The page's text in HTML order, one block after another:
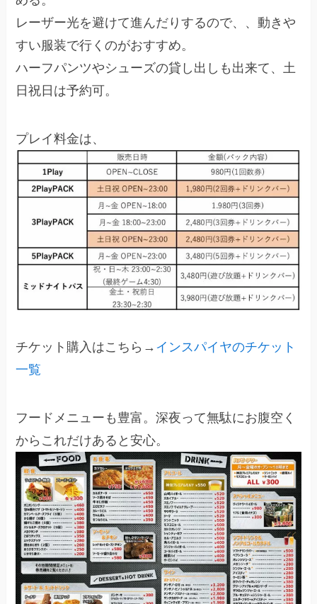
レーザー光を避けて進んだりするので、、動きや
すい服装で行くのがおすすめ。
ハーフパンツやシューズの貸し出しも出来て、土
日祝日は予約可。
プレイ料金は、
チケット購入はこちら→ インスパイヤのチケット
一覧
フードメニューも豊富。深夜って無駄にお腹空く
からこれだけあると安心。